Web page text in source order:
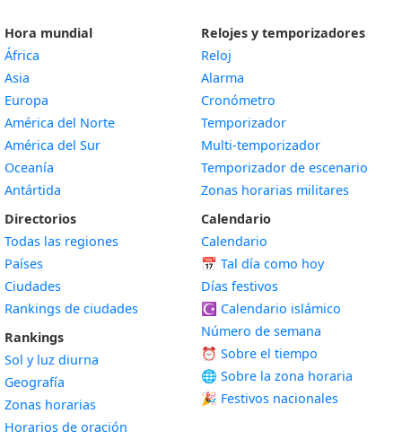
Hora mundial
África
Asia
Europa
América del Norte
América del Sur
Oceanía
Antártida
Directorios
Todas las regiones
Países
Ciudades
Rankings de ciudades
Rankings
Sol y luz diurna
Geografía
Zonas horarias
Horarios de oración
Relojes y temporizadores
Reloj
Alarma
Cronómetro
Temporizador
Multi-temporizador
Temporizador de escenario
Zonas horarias militares
Calendario
Calendario
📅 Tal día como hoy
Días festivos
☪️ Calendario islámico
Número de semana
⏰ Sobre el tiempo
🌐 Sobre la zona horaria
🎉 Festivos nacionales